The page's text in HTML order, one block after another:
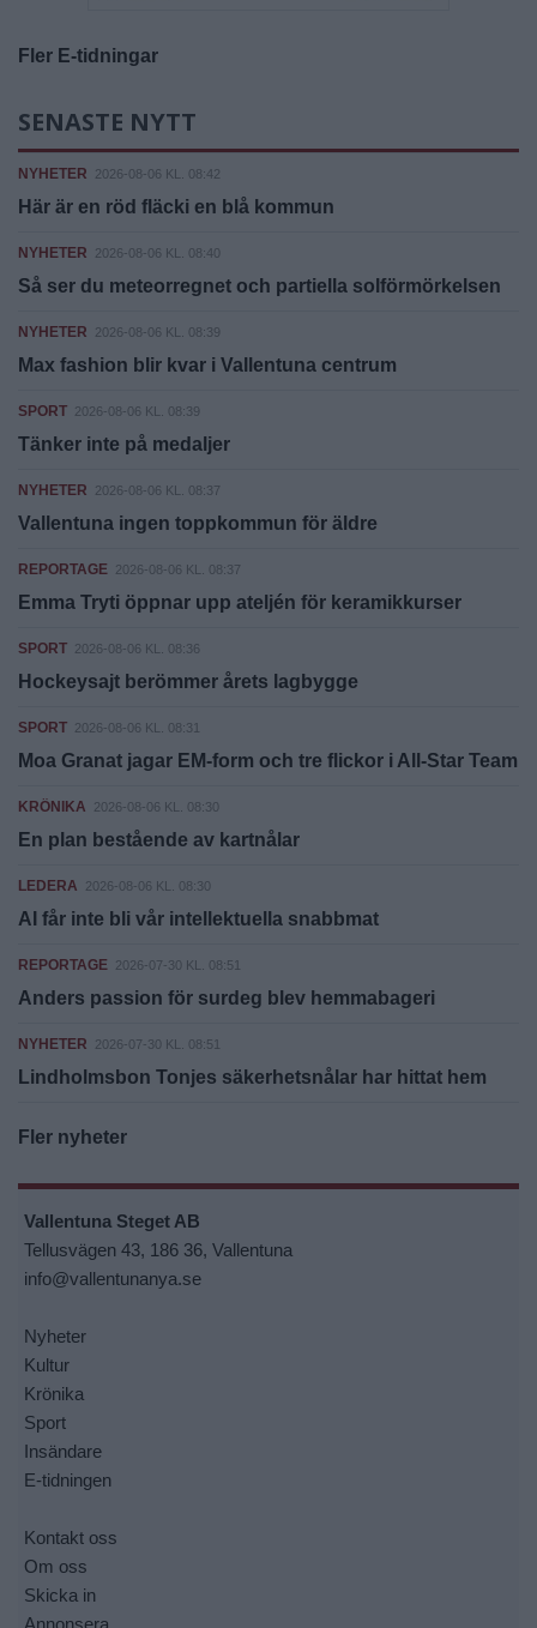
Fler E-tidningar
SENASTE NYTT
NYHETER 2026-08-06 KL. 08:42
Här är en röd fläcki en blå kommun
NYHETER 2026-08-06 KL. 08:40
Så ser du meteorregnet och partiella solförmörkelsen
NYHETER 2026-08-06 KL. 08:39
Max fashion blir kvar i Vallentuna centrum
SPORT 2026-08-06 KL. 08:39
Tänker inte på medaljer
NYHETER 2026-08-06 KL. 08:37
Vallentuna ingen toppkommun för äldre
REPORTAGE 2026-08-06 KL. 08:37
Emma Tryti öppnar upp ateljén för keramikkurser
SPORT 2026-08-06 KL. 08:36
Hockeysajt berömmer årets lagbygge
SPORT 2026-08-06 KL. 08:31
Moa Granat jagar EM-form och tre flickor i All-Star Team
KRÖNIKA 2026-08-06 KL. 08:30
En plan bestående av kartnålar
LEDERA 2026-08-06 KL. 08:30
AI får inte bli vår intellektuella snabbmat
REPORTAGE 2026-07-30 KL. 08:51
Anders passion för surdeg blev hemmabageri
NYHETER 2026-07-30 KL. 08:51
Lindholmsbon Tonjes säkerhetsnålar har hittat hem
Fler nyheter
Vallentuna Steget AB
Tellusvägen 43, 186 36, Vallentuna
info@vallentunanya.se
Nyheter
Kultur
Krönika
Sport
Insändare
E-tidningen
Kontakt oss
Om oss
Skicka in